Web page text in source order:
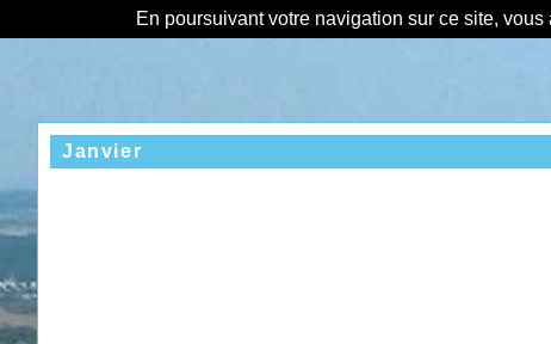
En poursuivant votre navigation sur ce site,
Janvier